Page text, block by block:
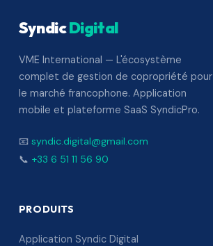
SyndicDigital
VME International — L'écosystème
complet de gestion de copropriété pour
le marché francophone. Application
mobile et plateforme SaaS SyndicPro.
📧 syndic.digital@gmail.com
📞 +33 6 51 11 56 90
PRODUITS
Application Syndic Digital